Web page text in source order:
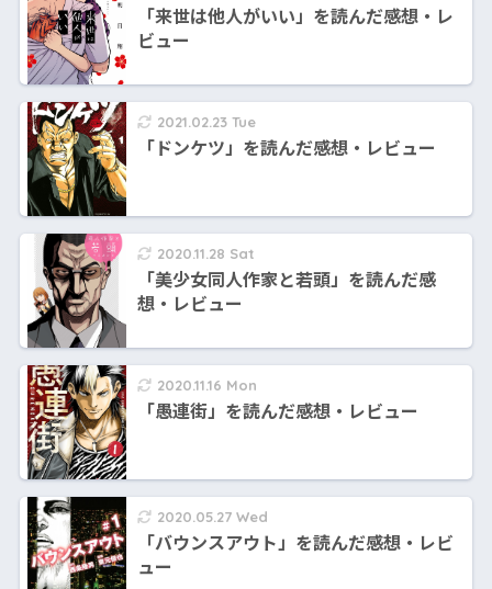
「来世は他人がいい」を読んだ感想・レ
ビュー
2021.02.23 Tue
「ドンケツ」を読んだ感想・レビュー
2020.11.28 Sat
「美少女同人作家と若頭」を読んだ感
想・レビュー
2020.11.16 Mon
「愚連街」を読んだ感想・レビュー
2020.05.27 Wed
「バウンスアウト」を読んだ感想・レビ
ュー